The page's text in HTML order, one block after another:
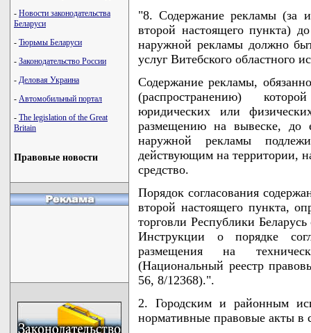
- Новости законодательства
Беларуси
- Тюрьмы Беларуси
- Законодательство России
- Деловая Украина
- Автомобильный портал
- The legislation of the Great
Britain
Правовые новости
"8. Содержание рекламы (за
второй настоящего пункта)
наружной рекламы должно
услуг Витебского областного
Содержание рекламы,
(распространению)
юридических или
размещению на вывеске, до
наружной рекламы
действующим на территории,
средство.
Порядок согласования
второй настоящего пункта,
торговли Республики
Инструкции о порядке
размещения на
(Национальный реестр
56, 8/12368).".
2. Городским и районным
нормативные правовые акты в